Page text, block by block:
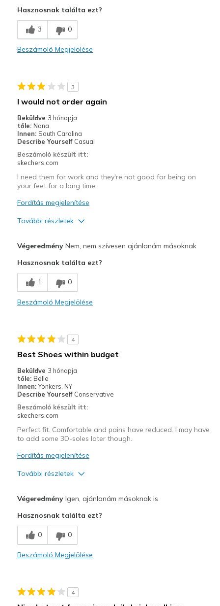
Stylish
Kontra
Poor Cushioning
Casual Wear
Sizing
View On Shoes
Shoes are for Wearing
Hasznosnak találta ezt?
3 0
Beszámoló Megjelölése
3
I would not order again
Beküldve 3 hónapja
tőle: Nana
Innen: South Carolina
Describe Yourself Casual
Beszámoló készült itt:
skechers.com
I need them for work and they're not good for being on
your feet for a long time
Fordítás megjelenítése
További részletek
Stylish
Kontra
Poor Cushioning
Casual Wear
View On Shoes
VégeredményNem, nem szívesen ajánlanám másoknak
Hasznosnak találta ezt?
1 0
Beszámoló Megjelölése
4
Best Shoes within budget
Beküldve 3 hónapja
tőle: Belle
Innen: Yonkers, NY
Describe Yourself Conservative
Beszámoló készült itt:
skechers.com
Perfect fit. Comfortable and pains have reduced. I may have
to add some 3D-soles later though.
Fordítás megjelenítése
További részletek
Durable
Legjobb használat
Casual Wear
VégeredményIgen, ajánlanám másoknak is
Hasznosnak találta ezt?
0 0
Beszámoló Megjelölése
4